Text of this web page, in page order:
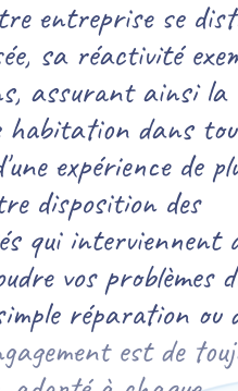
entreprise se
sa réactivité
assurant ainsi la
habitation dans
expérience de
disposition des
qui interviennent
vos problèmes
réparation ou
est de